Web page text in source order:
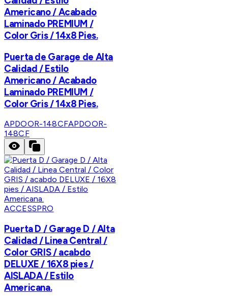
Americano / Acabado
Laminado PREMIUM /
Color Gris / 14x8 Pies.
Puerta de Garage de Alta
Calidad / Estilo
Americano / Acabado
Laminado PREMIUM /
Color Gris / 14x8 Pies.
APDOOR-148CFAPDOOR-
148CF
ACCESSPRO
Puerta D / Garage D / Alta
Calidad / Linea Central /
Color GRIS / acabdo
DELUXE / 16X8 pies /
AISLADA / Estilo
Americana.